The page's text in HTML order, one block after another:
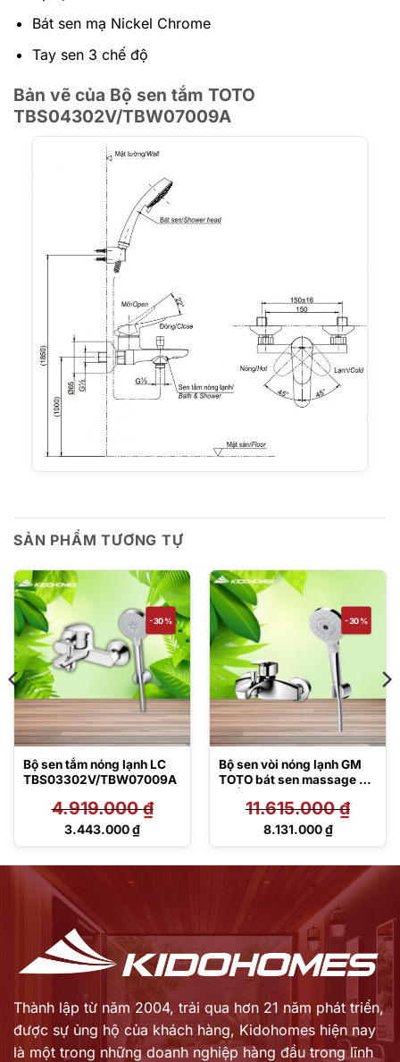
Bát sen mạ Nickel Chrome
Tay sen 3 chế độ
Bản vẽ của Bộ sen tắm TOTO
TBS04302V/TBW07009A
SẢN PHẨM TƯƠNG TỰ
-30%
Bộ sen tắm nóng lạnh LC
TBS03302V/TBW07009A
4.919.000₫
Giá
3.443.000₫
Giá
-30%
Bộ sen vòi nóng lạnh GM
TOTO bát sen massage 3
TBG09302VA/TBW01035
11.615.000₫
Giá
11.615.000 ₫.
8.131.000₫
Giá
8.131.000 ₫.
Thành lập từ năm 2004, trải qua hơn 21 năm phát triển,
được sự ủng hộ của khách hàng, Kidohomes hiện nay
là một trong những doanh nghiệp hàng đầu trong lĩnh